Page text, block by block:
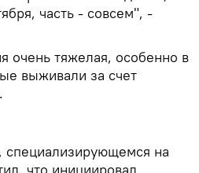
часть - совсем", -
очень тяжелая, особенно в
выживали за счет
специализирующемся на